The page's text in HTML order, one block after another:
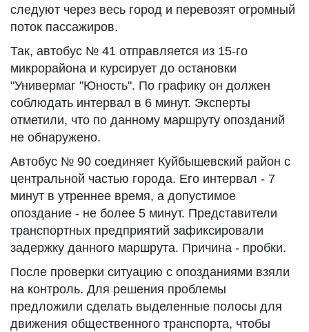
следуют через весь город и перевозят огромный
поток пассажиров.
Так, автобус № 41 отправляется из 15-го
микрорайона и курсирует до остановки
"Универмаг "Юность". По графику он должен
соблюдать интервал в 6 минут. Эксперты
отметили, что по данному маршруту опозданий
не обнаружено.
Автобус № 90 соединяет Куйбышевский район с
центральной частью города. Его интервал - 7
минут в утреннее время, а допустимое
опоздание - не более 5 минут. Представители
транспортных предприятий зафиксировали
задержку данного маршрута. Причина - пробки.
После проверки ситуацию с опозданиями взяли
на контроль. Для решения проблемы
предложили сделать выделенные полосы для
движения общественного транспорта, чтобы